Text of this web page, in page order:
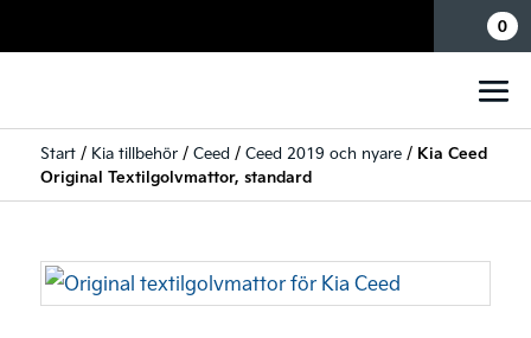
0
Start/ Kia tillbehör/ Ceed / Ceed 2019 och nyare/ Kia Ceed
Original Textilgolvmattor, standard